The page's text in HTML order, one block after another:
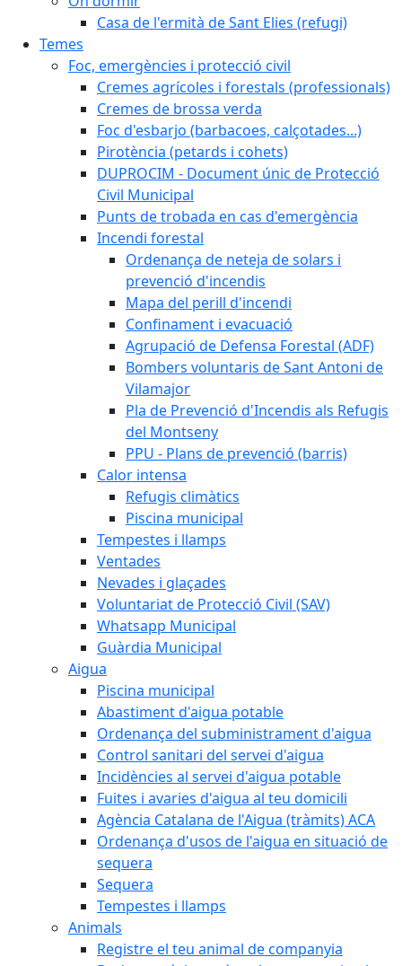
Casa de l'ermità de Sant Elies (refugi)
Temes
Foc, emergències i protecció civil
Cremes agrícoles i forestals (professionals)
Cremes de brossa verda
Foc d'esbarjo (barbacoes, calçotades...)
Pirotència (petards i cohets)
DUPROCIM - Document únic de Protecció
Civil Municipal
Punts de trobada en cas d'emergència
Incendi forestal
Ordenança de neteja de solars i
prevenció d'incendis
Mapa del perill d'incendi
Confinament i evacuació
Agrupació de Defensa Forestal (ADF)
Bombers voluntaris de Sant Antoni de
Vilamajor
Pla de Prevenció d'Incendis als Refugis
del Montseny
PPU - Plans de prevenció (barris)
Calor intensa
Refugis climàtics
Piscina municipal
Tempestes i llamps
Ventades
Nevades i glaçades
Voluntariat de Protecció Civil (SAV)
Whatsapp Municipal
Guàrdia Municipal
Aigua
Piscina municipal
Abastiment d'aigua potable
Ordenança del subministrament d'aigua
Control sanitari del servei d'aigua
Incidències al servei d'aigua potable
Fuites i avaries d'aigua al teu domicili
Agència Catalana de l'Aigua (tràmits) ACA
Ordenança d'usos de l'aigua en situació de
sequera
Sequera
Tempestes i llamps
Animals
Registre el teu animal de companyia